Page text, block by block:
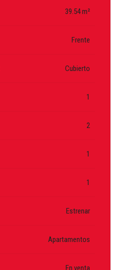
39.54 m²
Frente
Cubierto
1
2
1
1
Estrenar
Apartamentos
En venta